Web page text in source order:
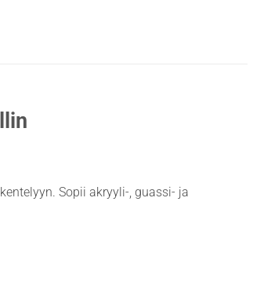
Sopii akryyli-, guassi- ja